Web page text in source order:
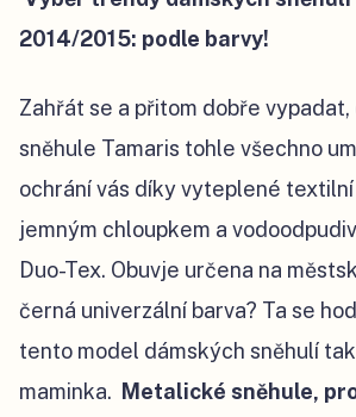
2014/2015: podle barvy!
Zahřát se a přitom dobře vypadat,
sněhule Tamaris tohle všechno
ochrání vás díky vyteplené
jemným chloupkem a
Duo-Tex. Obuvje určena na
černá univerzální barva? Ta se
tento model dámských sněhulí
maminka. Metalické sněhule,